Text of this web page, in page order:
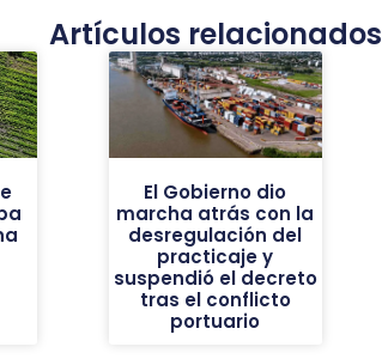
Artículos relacionados
El Gobierno dio
marcha atrás con la
desregulación del
practicaje y
suspendió el decreto
tras el conflicto
portuario